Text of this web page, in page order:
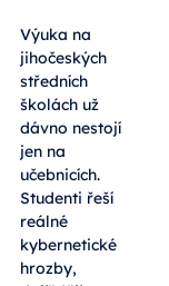
Výuka na
jihočeských
středních
školách už
dávno nestojí
jen na
učebnicích.
Studenti řeší
reálné
kybernetické
hrozby,